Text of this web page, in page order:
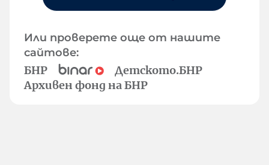
Или проверете още от нашите
сайтове:
БНР
Детското.БНР
Архивен фонд на БНР